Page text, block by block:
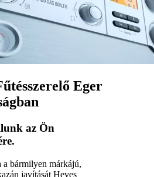
Eger
az Ön
bármilyen márkájú,
javítását Heves